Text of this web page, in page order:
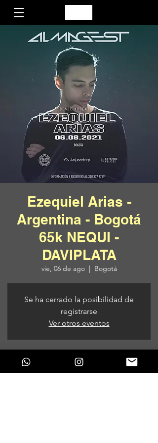
Ezequiel Arias -
Argentina - Bogotá
65k NEQUI -
DAVIPLATA
vie, 06 de ago
  |
Bogotá
Se ha cerrado la posibilidad de
registrarse
Ver otros eventos
Horario y ubicación